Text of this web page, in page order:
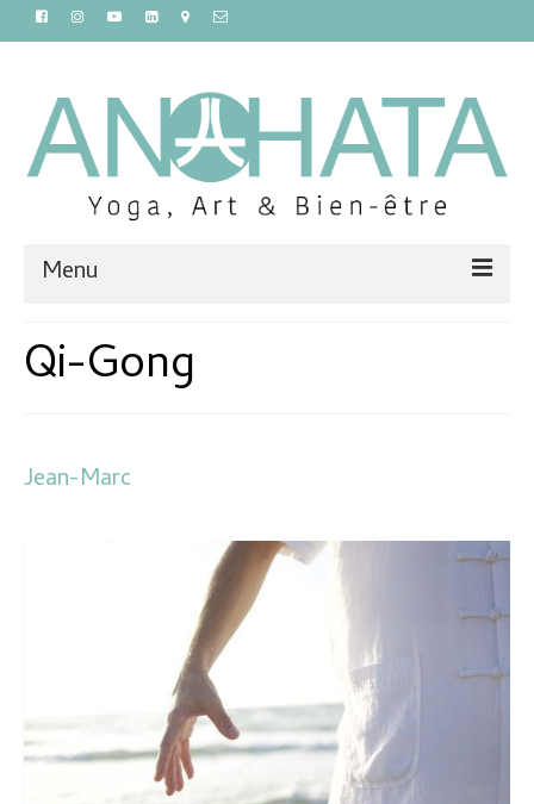
Menu
Accueil
Cours
Massages et sauna
Inscriptions et tarifs
Qi-Gong
Jean-Marc